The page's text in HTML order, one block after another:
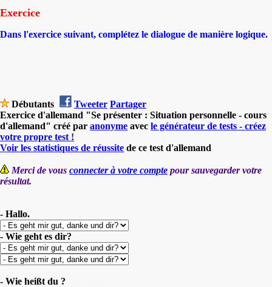
Exercice
Dans l'exercice suivant, complétez le dialogue de manière logique.
Débutants Tweeter Partager
Exercice d'allemand "Se présenter : Situation personnelle - cours
d'allemand" créé par anonyme avec le générateur de tests - créez
votre propre test !
Voir les statistiques de réussite de ce test d'allemand
Merci de vous connecter à votre compte pour sauvegarder votre
résultat.
- Hallo.
- Wie geht es dir?
- Wie heißt du ?